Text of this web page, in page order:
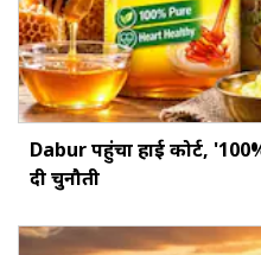
Dabur पहुंचा हाई कोर्ट,
दी चुनौती